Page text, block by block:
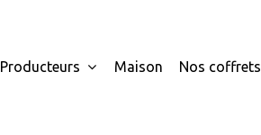
Producteurs Maison Nos coffrets